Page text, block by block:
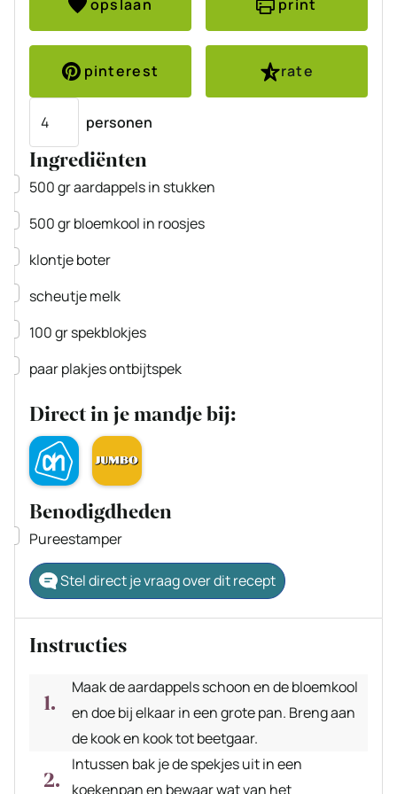
opslaan print
pinterest
rate
personen
Ingrediënten
▢
500graardappelsin stukken
▢
500grbloemkool in roosjes
▢
klontje boter
▢
scheutje melk
▢
100grspekblokjes
▢
paarplakjes ontbijtspek
Direct in je mandje bij:
Benodigdheden
▢
Pureestamper
Stel direct je vraag over dit recept
Instructies
Maak de aardappels schoon en de bloemkool
en doe bij elkaar in een grote pan. Breng aan
de kook en kook tot beetgaar.
Intussen bak je de spekjes uit in een
koekenpan en bewaar wat van het